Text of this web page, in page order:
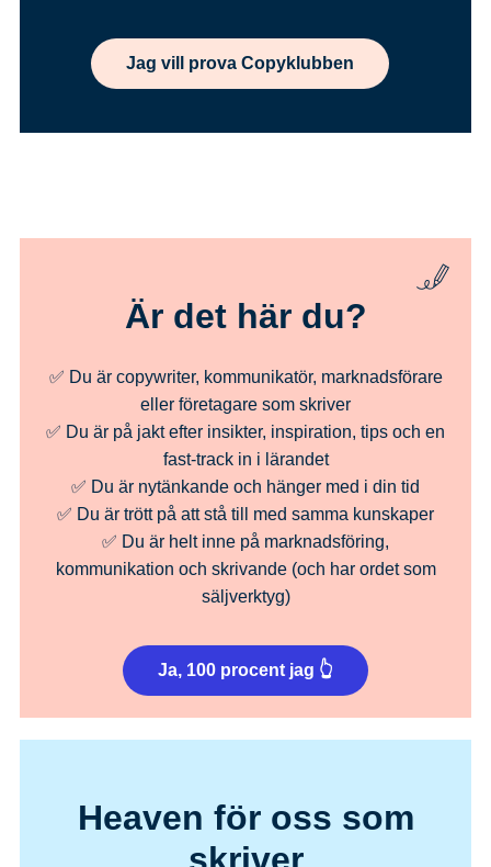
Jag vill prova Copyklubben
Är det här du?
✅ Du är copywriter, kommunikatör, marknadsförare
eller företagare som skriver
✅ Du är på jakt efter insikter, inspiration, tips och en
fast-track in i lärandet
✅ Du är nytänkande och hänger med i din tid
✅ Du är trött på att stå till med samma kunskaper
✅ Du är helt inne på marknadsföring,
kommunikation och skrivande (och har ordet som
säljverktyg)
Ja, 100 procent jag 👆
Heaven för oss som